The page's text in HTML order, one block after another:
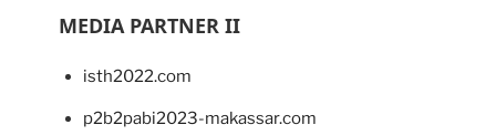
MEDIA PARTNER II
isth2022.com
p2b2pabi2023-makassar.com